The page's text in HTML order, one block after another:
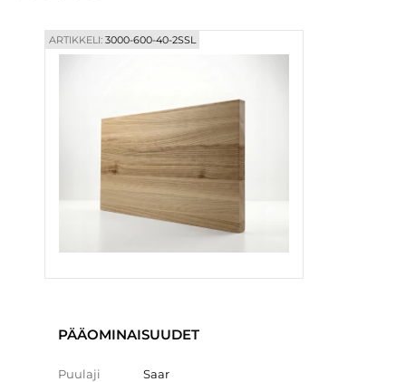
ARTIKKELI:3000-600-40-2SSL
PÄÄOMINAISUUDET
Puulaji Saar